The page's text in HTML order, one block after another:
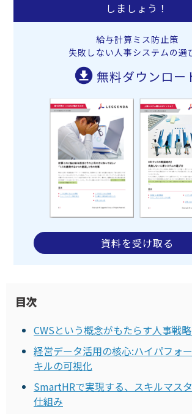
しましょう！
給与計算ミス防止策
失敗しない人事システムの選
無料ダウンロー
資料を受け取る
目次
CWSという概念がもたらす人事戦
経営データ活用の核心:ハイパフォ
キルの可視化
SmartHRで実現する、スキルマス
仕組み